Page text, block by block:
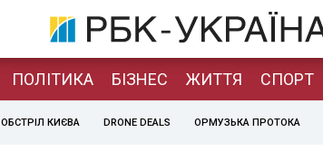
ПОЛІТИКА БІЗНЕС ЖИТТЯ СПОРТ
ОБСТРІЛ КИЄВА DRONE DEALS ОРМУЗЬКА ПРОТОКА